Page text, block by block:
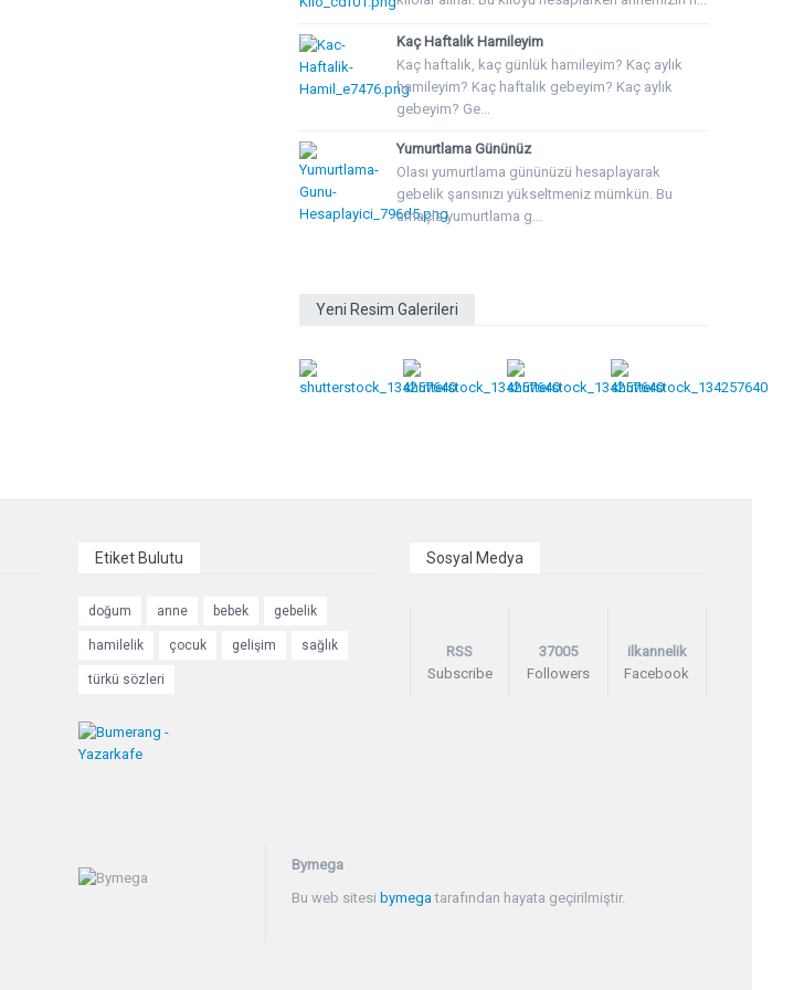
Kaç Haftalık Hamileyim
Kaç haftalık, kaç günlük hamileyim? Kaç aylık
hamileyim? Kaç haftalık gebeyim? Kaç aylık
gebeyim? Ge...
Yumurtlama Gününüz
Olası yumurtlama gününüzü hesaplayarak
gebelik şansınızı yükseltmeniz mümkün. Bu
amaçla yumurtlama g...
Yeni Resim Galerileri
Etiket Bulutu
doğum anne bebek gebelik
hamilelik çocuk gelişim sağlık
türkü sözleri
Sosyal Medya
RSS
Subscribe
37005
Followers
ilkannelik
Facebook
Bymega
Bu web sitesi bymega tarafından hayata geçirilmiştir.